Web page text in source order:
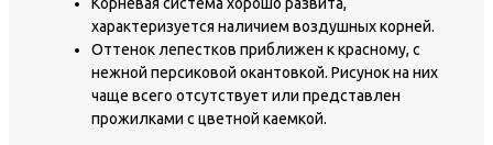
характеризуется наличием воздушных корней.
Оттенок лепестков приближен к красному, с
нежной персиковой окантовкой. Рисунок на них
чаще всего отсутствует или представлен
прожилками с цветной каемкой.